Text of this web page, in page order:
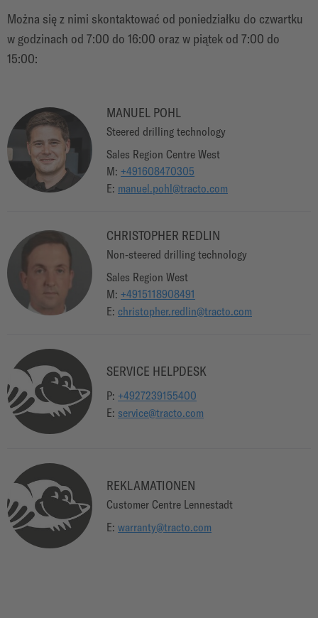
Można się z nimi skontaktować od poniedziałku do czwartku
w godzinach od 7:00 do 16:00 oraz w piątek od 7:00 do
15:00:
MANUEL POHL
Steered drilling technology
Sales Region Centre West
M: +491608470305
E: manuel.pohl@tracto.com
CHRISTOPHER REDLIN
Non-steered drilling technology
Sales Region West
M: +4915118908491
E: christopher.redlin@tracto.com
SERVICE HELPDESK
P: +4927239155400
E: service@tracto.com
REKLAMATIONEN
Customer Centre Lennestadt
E: warranty@tracto.com